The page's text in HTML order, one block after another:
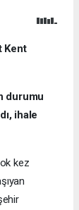
Kent
durumu
ihale
kez